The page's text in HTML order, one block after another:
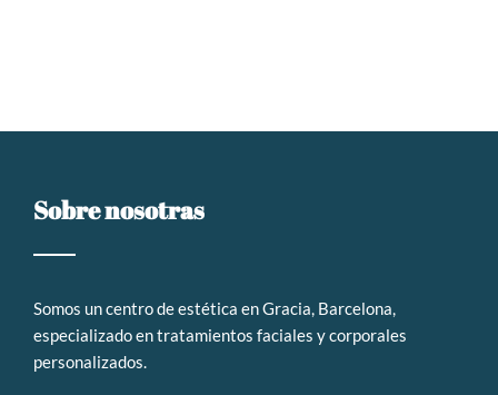
Sobre nosotras
Somos uncentro de estética en Gracia, Barcelona,
especializado en tratamientos faciales y corporales
personalizados.